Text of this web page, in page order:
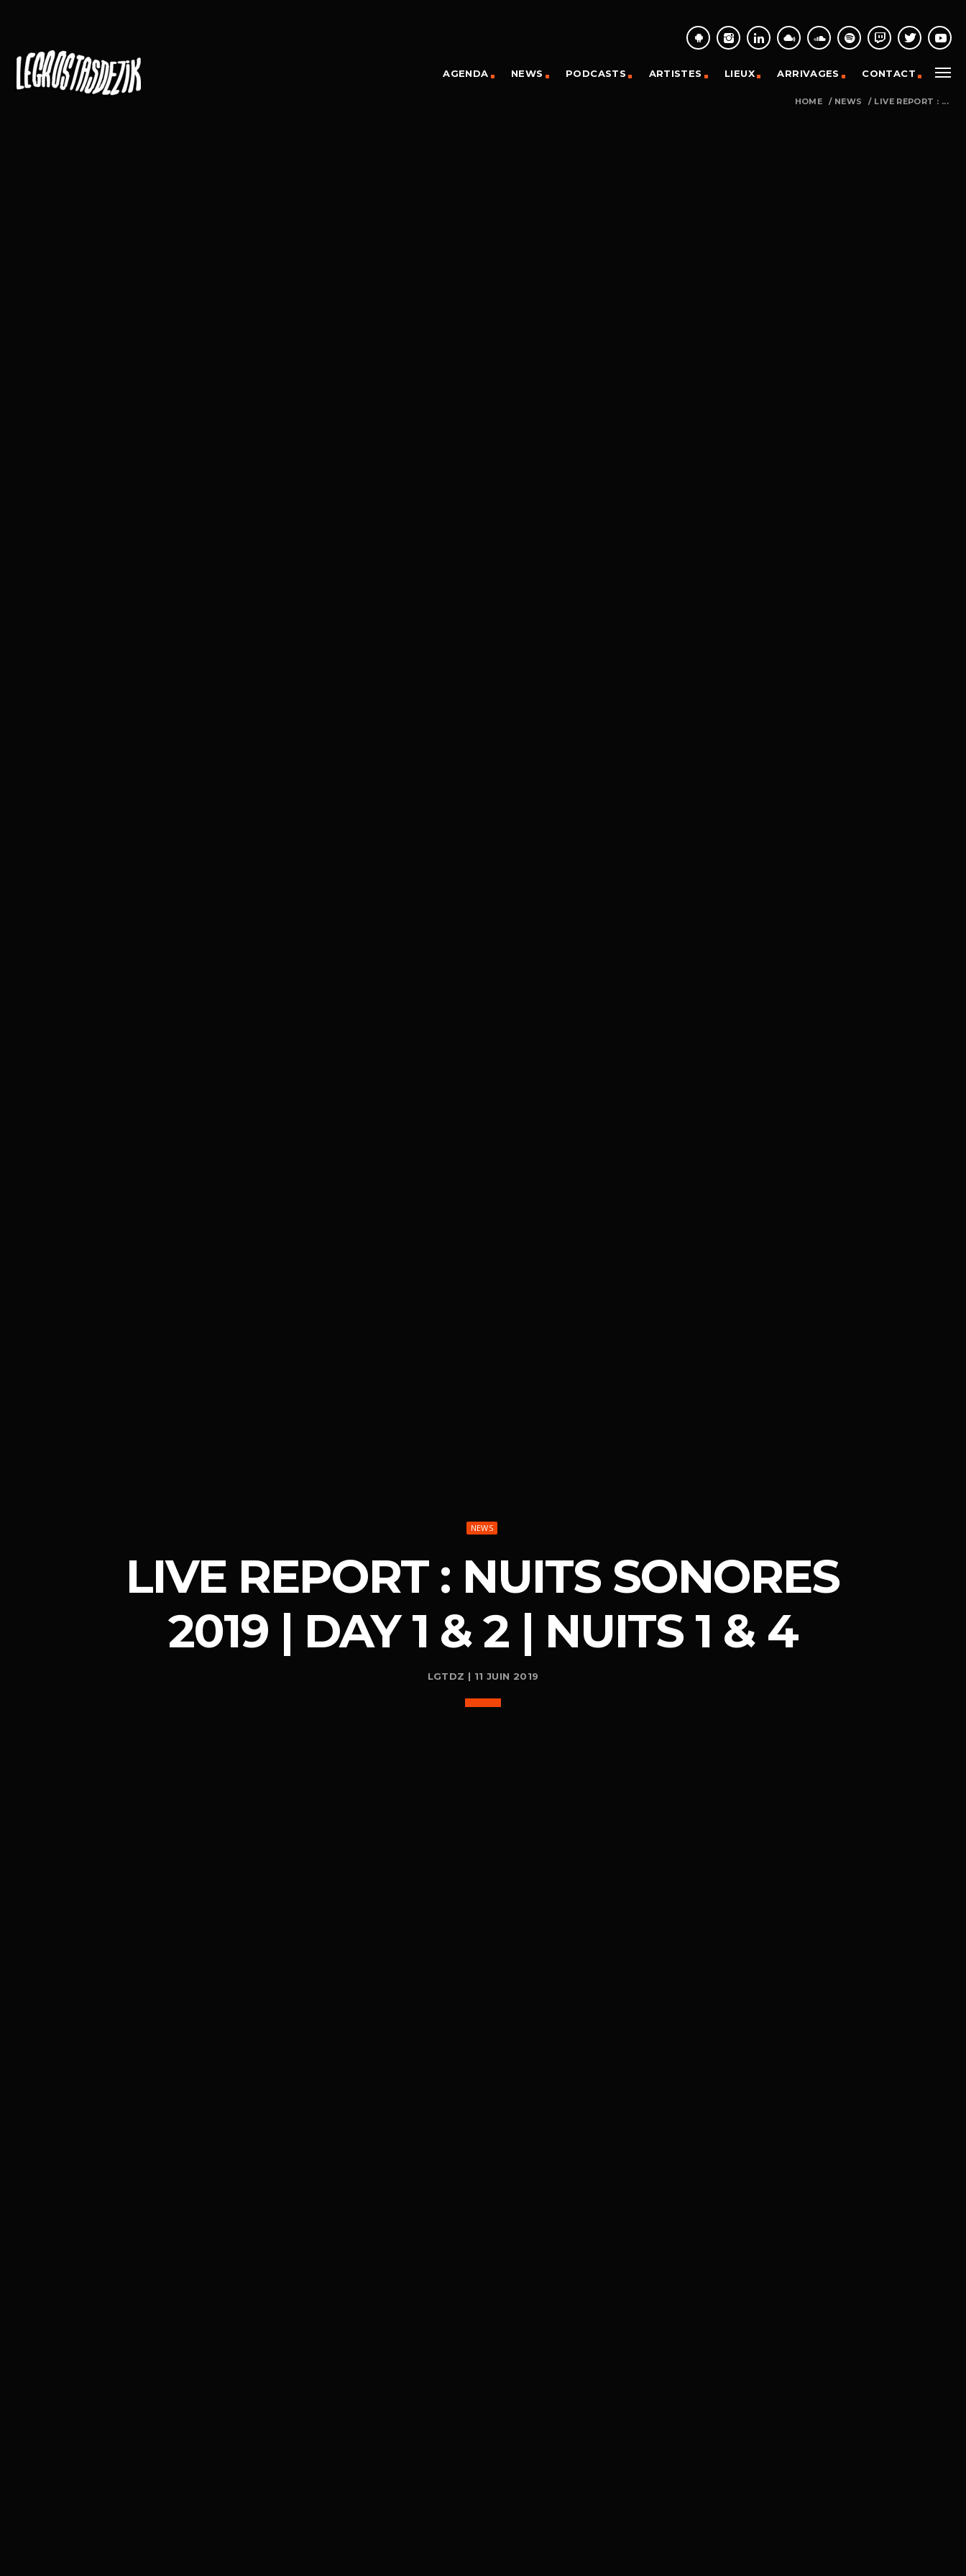
AGENDA NEWS PODCASTS ARTISTES LIEUX ARRIVAGES CONTACT
HOME / NEWS / LIVE REPORT : ...
NEWS
LIVE REPORT : NUITS SONORES
2019 | DAY 1 & 2 | NUITS 1 & 4
LGTDZ | 11 JUIN 2019